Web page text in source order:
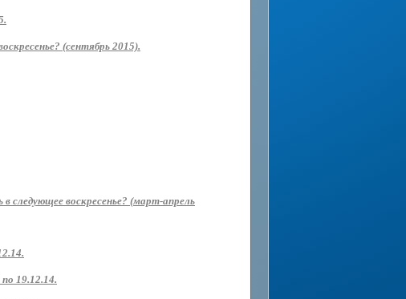
(сентябрь 2015).
следующее воскресенье? (март-апрель
19.12.14.